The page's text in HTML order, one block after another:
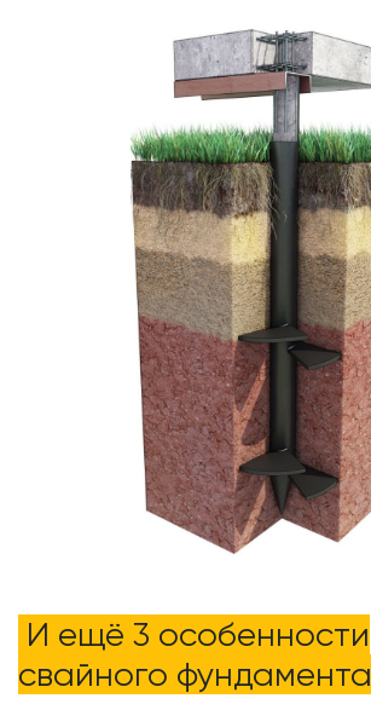
И ещё 3 особенности
свайного фундамента